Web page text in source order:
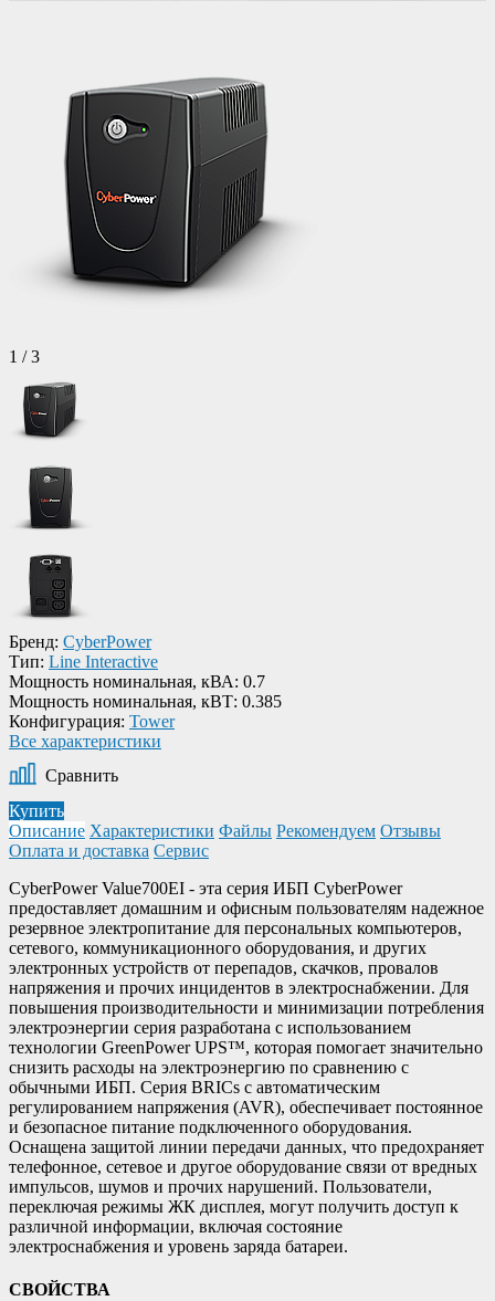
1 /3
Бренд: CyberPower
Тип: Line Interactive
Мощность номинальная, кВА: 0.7
Мощность номинальная, кВТ: 0.385
Конфигурация: Tower
Все характеристики
Сравнить
Купить
Описание Характеристики Файлы Рекомендуем Отзывы
Оплата и доставка Сервис
CyberPower Value700EI - эта серия ИБП CyberPower
предоставляет домашним и офисным пользователям надежное
резервное электропитание для персональных компьютеров,
сетевого, коммуникационного оборудования, и других
электронных устройств от перепадов, скачков, провалов
напряжения и прочих инцидентов в электроснабжении. Для
повышения производительности и минимизации потребления
электроэнергии серия разработана с использованием
технологии GreenPower UPS™, которая помогает значительно
снизить расходы на электроэнергию по сравнению с
обычными ИБП. Серия BRICs с автоматическим
регулированием напряжения (AVR), обеспечивает постоянное
и безопасное питание подключенного оборудования.
Оснащена защитой линии передачи данных, что предохраняет
телефонное, сетевое и другое оборудование связи от вредных
импульсов, шумов и прочих нарушений. Пользователи,
переключая режимы ЖК дисплея, могут получить доступ к
различной информации, включая состояние
электроснабжения и уровень заряда батареи.
СВОЙСТВА